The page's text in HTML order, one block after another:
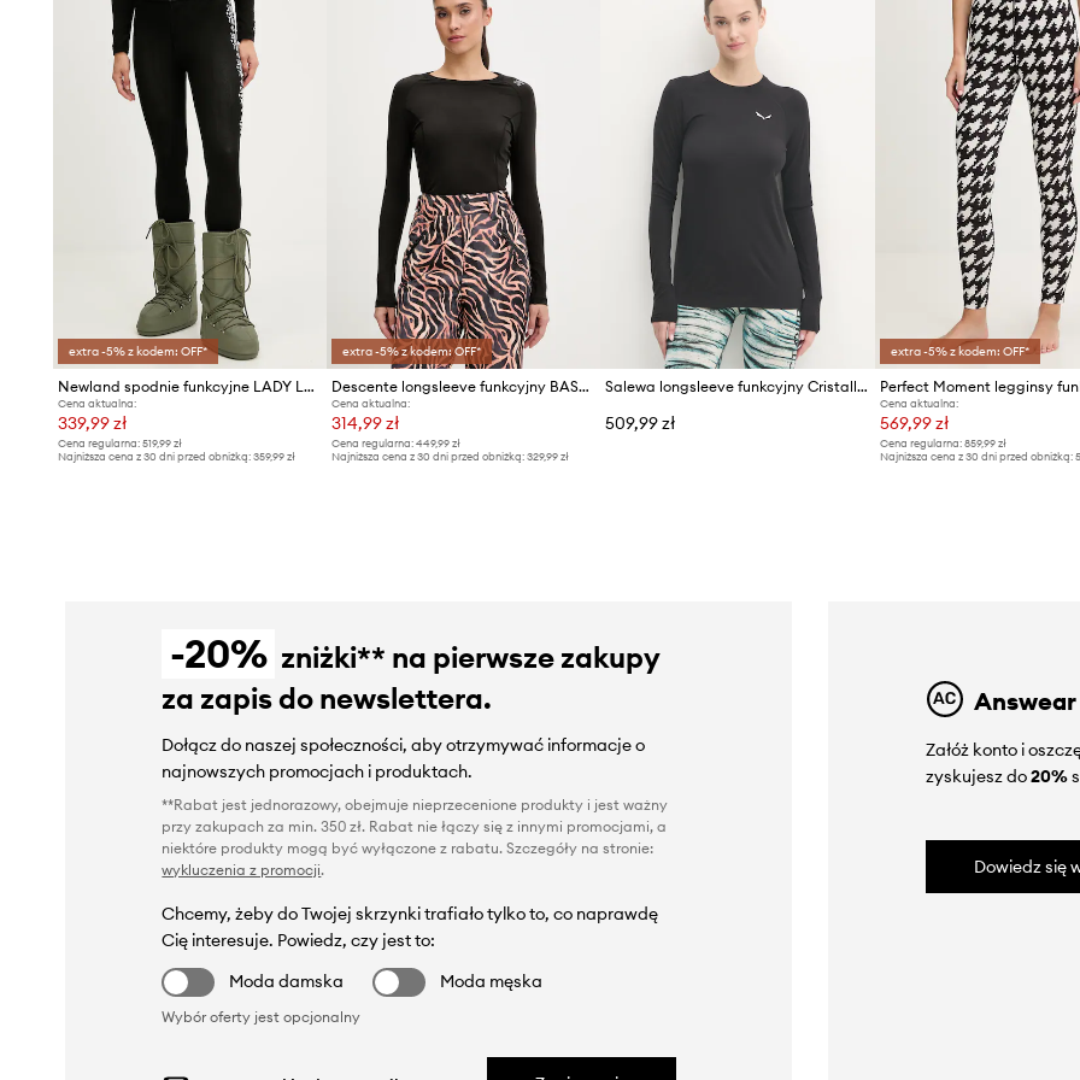
- Długość nogawki: 104 cm.
- Wymiary podane dla rozmiaru: S.
extra -5% z kodem: OFF*
Newland spodnie funkcyjne LADY LEGGINGS
Cena aktualna:
339,99 zł
Cena regularna: 519,99 zł
Najniższa cena z 30 dni przed obniżką: 359,99 zł
extra -5% z kodem: OFF*
Descente longsleeve funkcyjny BASE LAYER TOP
Cena aktualna:
314,99 zł
Cena regularna:449,99 zł
Najniższa cena z 30 dni przed obniżką:329,99 zł
Salewa longsleeve funkcyjny Cristallo
509,99 zł
extra -5% z kodem: OFF*
Perfect Moment legginsy
Cena aktualna:
569,99 zł
Cena regularna: 859,99 zł
Najniższa cena z 30 dni przed obniżką:
-20% zniżki** na pierwsze zakupy
za zapis do newslettera.
Dołącz do naszej społeczności, aby otrzymywać informacje o
najnowszych promocjach i produktach.
**Rabat jest jednorazowy, obejmuje nieprzecenione produkty i jest ważny
przy zakupach za min. 350 zł. Rabat nie łączy się z innymi promocjami, a
niektóre produkty mogą być wyłączone z rabatu. Szczegóły na stronie:
wykluczenia z promocji.
Chcemy, żeby do Twojej skrzynki trafiało tylko to, co naprawdę
Cię interesuje. Powiedz, czy jest to:
Moda damska
Moda męska
Wybór oferty jest opcjonalny
Załóż konto i
zyskujesz do20%
Dowiedz się